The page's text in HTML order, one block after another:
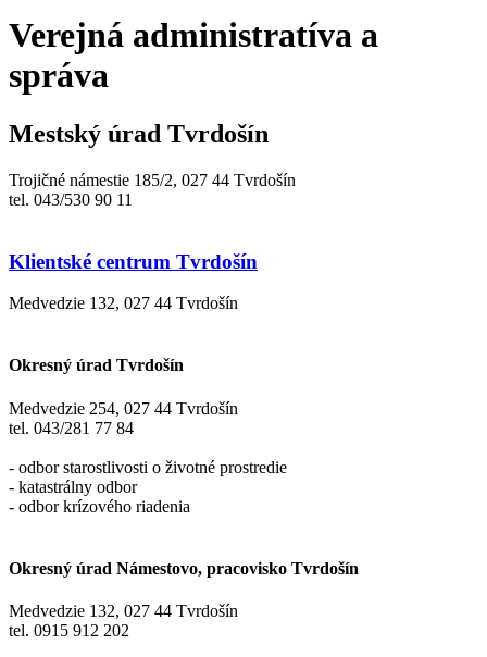
Verejná administratíva a
správa
Mestský úrad Tvrdošín
Trojičné námestie 185/2, 027 44 Tvrdošín
tel. 043/530 90 11
Klientské centrum Tvrdošín
Medvedzie 132, 027 44 Tvrdošín
Okresný úrad Tvrdošín
Medvedzie 254, 027 44 Tvrdošín
tel. 043/281 77 84
- odbor starostlivosti o životné prostredie
- katastrálny odbor
- odbor krízového riadenia
Okresný úrad Námestovo, pracovisko Tvrdošín
Medvedzie 132, 027 44 Tvrdošín
tel. 0915 912 202